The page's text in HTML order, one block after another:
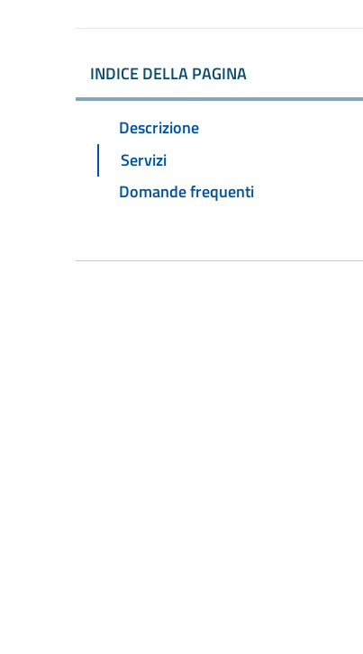
INDICE DELLA PAGINA
Descrizione
Servizi
Domande frequenti